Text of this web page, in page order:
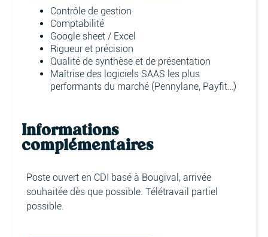
Contrôle de gestion
Comptabilité
Google sheet / Excel
Rigueur et précision
Qualité de synthèse et de présentation
Maîtrise des logiciels SAAS les plus
performants du marché (Pennylane, Payfit…)
Informations
complémentaires
Poste ouvert en CDI basé à Bougival, arrivée
souhaitée dès que possible. Télétravail partiel
possible.